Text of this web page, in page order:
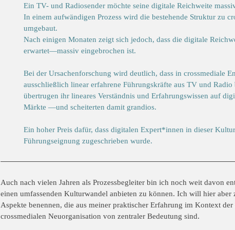
Ein TV- und Radiosender möchte seine digitale Reichweite
In einem aufwändigen Prozess wird die bestehende Struktur zu
umgebaut.
Nach einigen Monaten zeigt sich jedoch, dass die digitale
erwartet—massiv eingebrochen ist.
Bei der Ursachenforschung wird deutlich, dass in crossmediale
ausschließlich linear erfahrene Führungskräfte aus TV und
übertrugen ihr lineares Verständnis und Erfahrungswissen auf
Märkte —und scheiterten damit grandios.
Ein hoher Preis dafür, dass digitalen Expert*innen in dieser
Führungseignung zugeschrieben wurde.
Auch nach vielen Jahren als Prozessbegleiter bin ich noch weit davon
einen umfassenden Kulturwandel anbieten zu können. Ich will hier aber
Aspekte benennen, die aus meiner praktischer Erfahrung im Kontext der
crossmedialen Neuorganisation von zentraler Bedeutung sind.